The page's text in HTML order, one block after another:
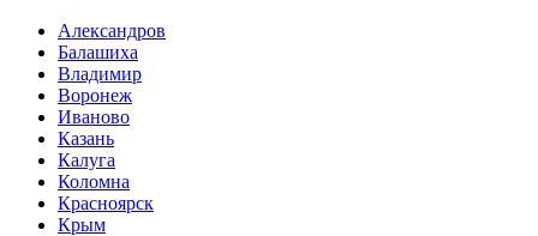
Александров
Балашиха
Владимир
Воронеж
Иваново
Казань
Калуга
Коломна
Красноярск
Крым